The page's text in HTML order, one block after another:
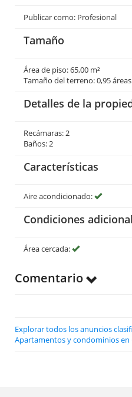
Publicar como: Profesional
Tamaño
Área de piso: 65,00 m²
Tamaño del terreno: 0,95 áreas
Detalles de la
Recámaras: 2
Baños: 2
Características
Aire acondicionado:
Condiciones
Área cercada:
Comentario
Explorar todos los anuncios
Apartamentos y condominios